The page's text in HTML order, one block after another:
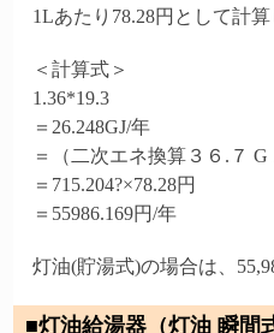
1Lあたり78.28円として計算
＜計算式＞
1.36*19.3
＝26.248GJ/年
＝（二次エネ換算３６.７ G
＝715.204?×78.28円
＝55986.169円/年
灯油(貯湯式)の場合は、
■灯油給湯器（灯油 瞬間